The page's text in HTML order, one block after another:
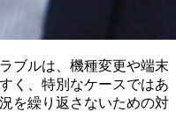
ブルは、機種変更や端末
く、特別なケースではあ
を繰り返さないための対